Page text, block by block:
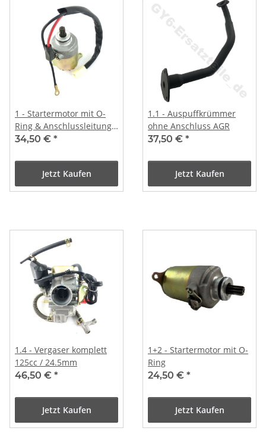
1 - Startermotor mit O-
Ring & Anschlussleitung
#1
34,50 € *
Jetzt Kaufen
1.1 - Auspuffkrümmer
ohne Anschluss AGR
37,50 € *
Jetzt Kaufen
1.4 - Vergaser komplett
125cc / 24.5mm
46,50 € *
Jetzt Kaufen
1+2 - Startermotor mit O-
Ring
24,50 € *
Jetzt Kaufen